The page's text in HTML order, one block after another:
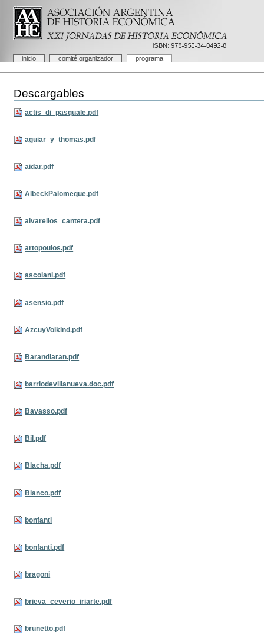
contenido.
Saltar
navegación
Secciones
inicio comité organizador
programa
Herramientas
Personales
Descargables
actis_di_pasquale.pdf
aguiar_y_thomas.pdf
aidar.pdf
AlbeckPalomeque.pdf
alvarellos_cantera.pdf
artopoulos.pdf
ascolani.pdf
asensio.pdf
AzcuyVolkind.pdf
Barandiaran.pdf
barriodevillanueva.doc.pdf
Bavasso.pdf
Bil.pdf
Blacha.pdf
Blanco.pdf
bonfanti
bonfanti.pdf
bragoni
brieva_ceverio_iriarte.pdf
brunetto.pdf